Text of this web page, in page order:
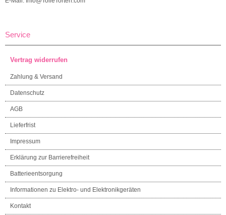
Service
Vertrag widerrufen
Zahlung & Versand
Datenschutz
AGB
Lieferfrist
Impressum
Erklärung zur Barrierefreiheit
Batterieentsorgung
Informationen zu Elektro- und Elektronikgeräten
Kontakt